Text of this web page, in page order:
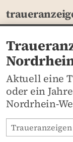
Aktuell eine
oder ein
Nordrhein-